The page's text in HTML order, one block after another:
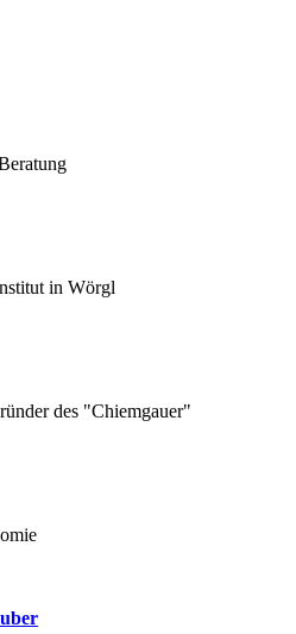
in Wörgl
des "Chiemgauer"